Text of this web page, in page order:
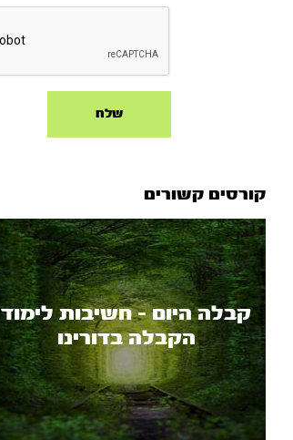
קורסים קשורים
קבלה היום - חשיבות לימוד
הקבלה בדורינו